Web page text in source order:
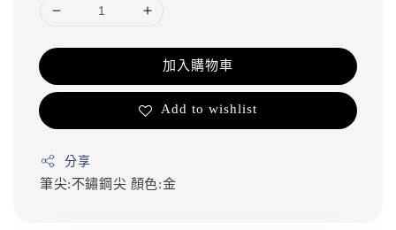
加入購物車
Add to wishlist
分享
筆尖:不鏽鋼尖 顏色:金